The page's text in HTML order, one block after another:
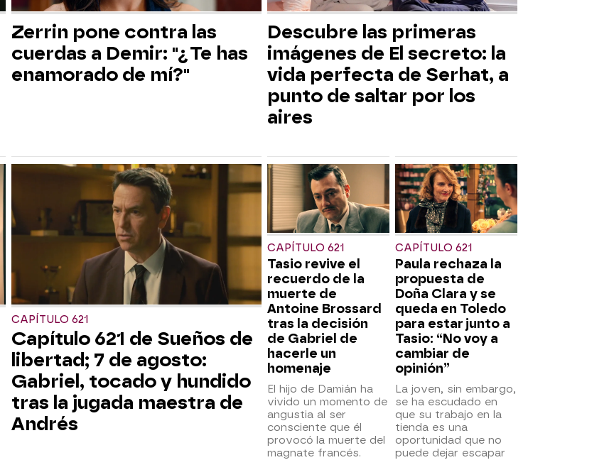
Zerrin pone contra las
cuerdas a Demir: "¿Te has
enamorado de mí?"
Descubre las primeras
imágenes de El secreto: la
vida perfecta de Serhat, a
punto de saltar por los
aires
CAPÍTULO 621
Capítulo 621 de Sueños de
libertad; 7 de agosto:
Gabriel, tocado y hundido
tras la jugada maestra de
Andrés
CAPÍTULO 621
Tasio revive el
recuerdo de la
muerte de
Antoine Brossard
tras la decisión
de Gabriel de
hacerle un
homenaje
El hijo de Damián ha
vivido un momento de
angustia al ser
consciente que él
provocó la muerte del
magnate francés.
CAPÍTULO 621
Paula rechaza la
propuesta de
Doña Clara y se
queda en Toledo
para estar junto a
Tasio: “No voy a
cambiar de
opinión”
La joven, sin embargo,
se ha escudado en
que su trabajo en la
tienda es una
oportunidad que no
puede dejar escapar